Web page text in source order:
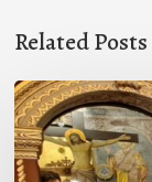
Related Posts
Χειροτονία
Διακόνου
στη